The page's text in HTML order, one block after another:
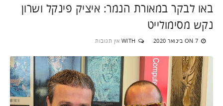
באו לבקר במאורת הנמר: איציק פינקל ושרון
נקש מסימולייט
ON 7 בינואר 2020 WITH אין תגובות